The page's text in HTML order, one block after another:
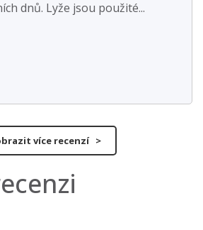
dnů. Lyže jsou použité...
více recenzí >